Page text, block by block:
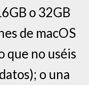
o 32GB
de macOS
que no uséis
o una